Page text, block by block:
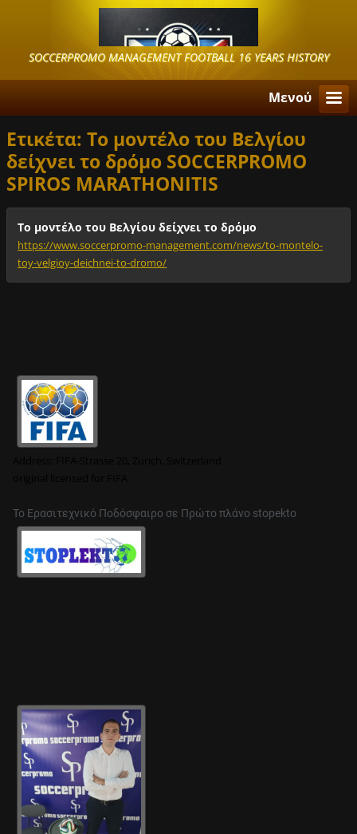
SOCCERPROMO MANAGEMENT FOOTBALL 16 YEARS HISTORY
Μενού
Ετικέτα: Το μοντέλο του Βελγίου
δείχνει το δρόμο SOCCERPROMO
SPIROS MARATHONITIS
Το μοντέλο του Βελγίου δείχνει το δρόμο
https://www.soccerpromo-management.com/news/to-montelo-
toy-velgioy-deichnei-to-dromo/
Το Ερασιτεχνικό Ποδόσφαιρο σε Πρώτο πλάνο stopekto